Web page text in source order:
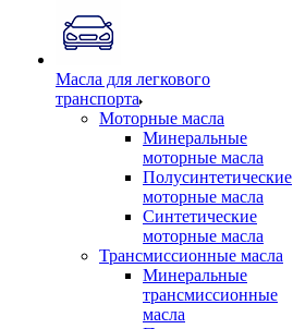
Масла для легкового
транспорта
Моторные масла
Минеральные
моторные масла
Полусинтетические
моторные масла
Синтетические
моторные масла
Трансмиссионные масла
Минеральные
трансмиссионные
масла